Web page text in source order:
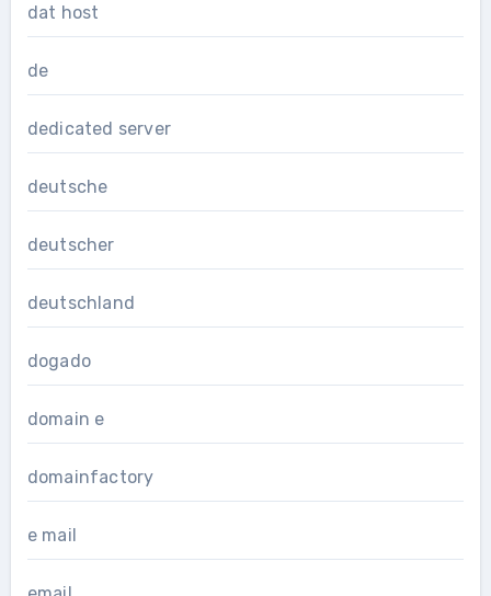
dat host
de
dedicated server
deutsche
deutscher
deutschland
dogado
domain e
domainfactory
e mail